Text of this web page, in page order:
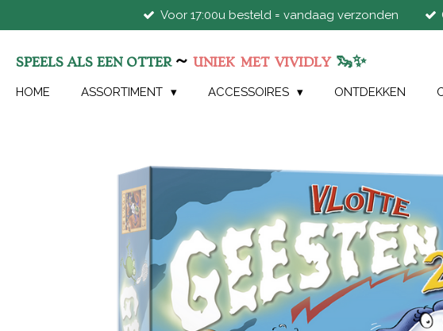
direct
de
hoofdinhoud
Voor 17:00u besteld = vandaag verzonden
SPEELS ALS EEN OTTER ~ UNIEK MET VIVIDLY 🦦✨
HOME ASSORTIMENT ACCESSOIRES ONTDEKKEN